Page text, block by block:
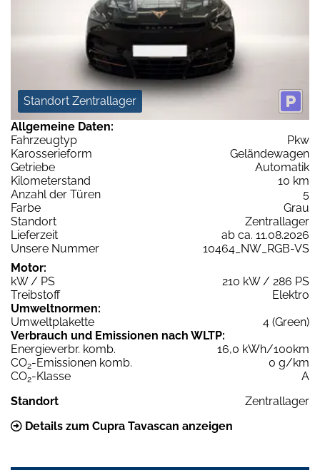
Standort Zentrallager
Allgemeine Daten:
Fahrzeugtyp
Pkw
Karosserieform
Geländewagen
Getriebe
Automatik
Kilometerstand
10 km
Anzahl der Türen
5
Farbe
Grau
Standort
Zentrallager
Lieferzeit
ab ca. 11.08.2026
Unsere Nummer
10464_NW_RGB-VS
Motor:
kW / PS
210 kW / 286 PS
Treibstoff
Elektro
Umweltnormen:
Umweltplakette
4 (Green)
Verbrauch und Emissionen nach WLTP:
Energieverbr. komb.
16,0 kWh/100km
CO2-Emissionen komb.
0 g/km
CO2-Klasse
A
Standort
Zentrallager
Details zum Cupra Tavascan anzeigen